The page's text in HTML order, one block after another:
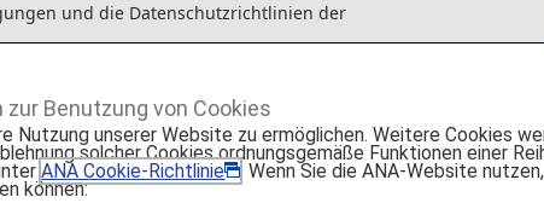
und die Datenschutzrichtlinien der
werden, werden zwischen dem Kunden
Verletzungen/Beschädigungen/Verluste im
dieser Produkte.
zur Benutzung von Cookies
unserer Website zu ermöglichen. Weitere Cookies
solcher Cookies ordnungsgemäße Funktionen einer
ANA Cookie-Richtlinie . Wenn Sie die ANA-Website
können: